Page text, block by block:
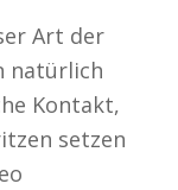
Art der
natürlich
Kontakt,
setzen